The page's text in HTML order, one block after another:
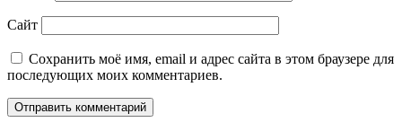
Сайт
Сохранить моё имя, email и адрес сайта в этом браузере для
последующих моих комментариев.